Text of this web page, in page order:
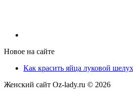
Новое на сайте
Как красить яйца луковой
Женский сайт Oz-lady.ru © 2026